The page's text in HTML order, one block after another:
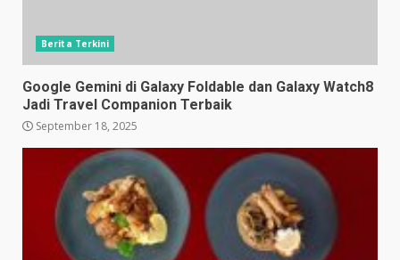
Berita Terkini
Google Gemini di Galaxy Foldable dan Galaxy Watch8
Jadi Travel Companion Terbaik
September 18, 2025